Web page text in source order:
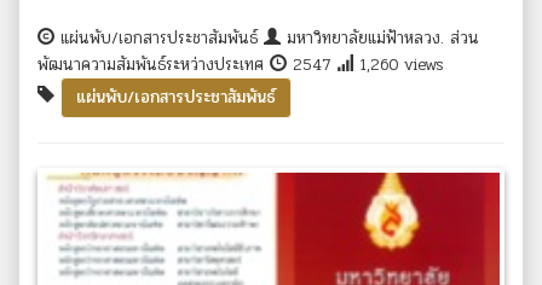
แผ่นพับ/เอกสารประชาสัมพันธ์
มหาวิทยาลัยแม่ฟ้าหลวง. ส่วน
พัฒนาความสัมพันธ์ระหว่างประเทศ
2547
1,260 views
แผ่นพับ/เอกสารประชาสัมพันธ์